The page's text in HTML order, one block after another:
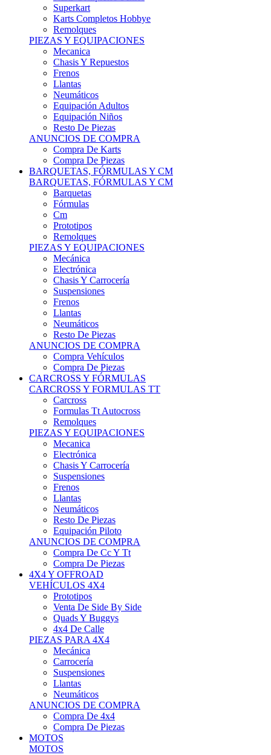
Karts Completos Hobbye
Remolques
PIEZAS Y EQUIPACIONES
Mecanica
Chasis Y Repuestos
Frenos
Llantas
Neumáticos
Equipación Adultos
Equipación Niños
Resto De Piezas
ANUNCIOS DE COMPRA
Compra De Karts
Compra De Piezas
BARQUETAS, FÓRMULAS Y CM
BARQUETAS, FÓRMULAS Y CM
Barquetas
Fórmulas
Cm
Prototipos
Remolques
PIEZAS Y EQUIPACIONES
Mecánica
Electrónica
Chasis Y Carrocería
Suspensiones
Frenos
Llantas
Neumáticos
Resto De Piezas
ANUNCIOS DE COMPRA
Compra Vehículos
Compra De Piezas
CARCROSS Y FÓRMULAS
CARCROSS Y FORMULAS TT
Carcross
Formulas Tt Autocross
Remolques
PIEZAS Y EQUIPACIONES
Mecanica
Electrónica
Chasis Y Carrocería
Suspensiones
Frenos
Llantas
Neumáticos
Resto De Piezas
Equipación Piloto
ANUNCIOS DE COMPRA
Compra De Cc Y Tt
Compra De Piezas
4X4 Y OFFROAD
VEHÍCULOS 4X4
Prototipos
Venta De Side By Side
Quads Y Buggys
4x4 De Calle
PIEZAS PARA 4X4
Mecánica
Carrocería
Suspensiones
Llantas
Neumáticos
ANUNCIOS DE COMPRA
Compra De 4x4
Compra De Piezas
MOTOS
MOTOS
Motos De Circuito